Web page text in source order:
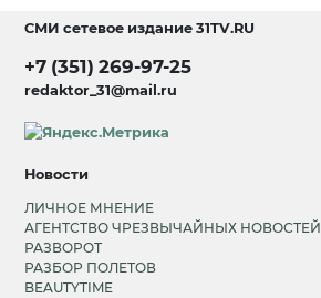
СМИ сетевое издание31TV.RU
+7 (351) 269-97-25
redaktor_31@mail.ru
Новости
ЛИЧНОЕ МНЕНИЕ
АГЕНТСТВО ЧРЕЗВЫЧАЙНЫХ НОВОСТЕЙ
РАЗВОРОТ
РАЗБОР ПОЛЕТОВ
BEAUTYTIME